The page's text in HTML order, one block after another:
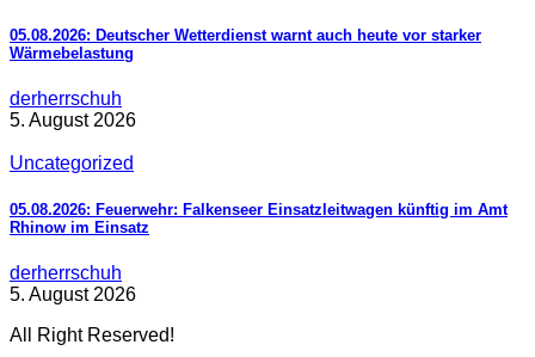
05.08.2026: Deutscher Wetterdienst warnt auch heute vor starker
Wärmebelastung
derherrschuh
5. August 2026
Uncategorized
05.08.2026: Feuerwehr: Falkenseer Einsatzleitwagen künftig im Amt
Rhinow im Einsatz
derherrschuh
5. August 2026
All Right Reserved!